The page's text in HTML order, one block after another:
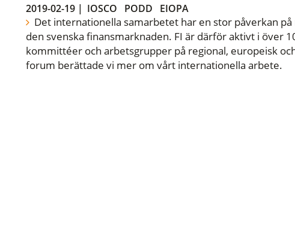
2019-02-19| IOSCO PODD EIOPA
Det internationella samarbetet har en stor påverkan
den svenska finansmarknaden. FI är därför aktivt i över
kommittéer och arbetsgrupper på regional, europeisk
forum berättade vi mer om vårt internationella arbete.